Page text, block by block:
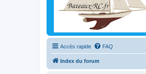
Accès rapide FAQ
Index du forum